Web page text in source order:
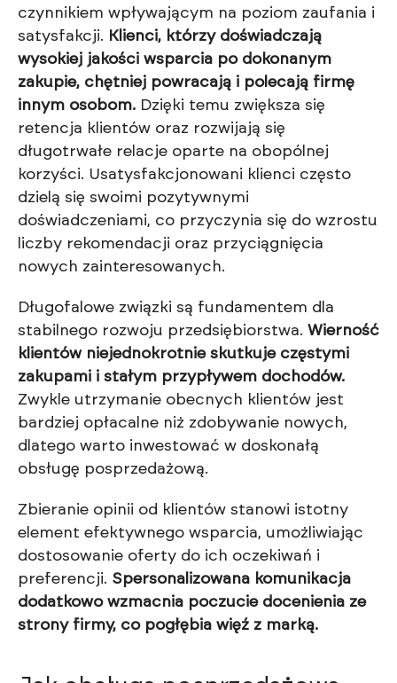
czynnikiem wpływającym na poziom zaufania i
satysfakcji. Klienci, którzy doświadczają
wysokiej jakości wsparcia po dokonanym
zakupie, chętniej powracają i polecają firmę
innym osobom. Dzięki temu zwiększa się
retencja klientów oraz rozwijają się
długotrwałe relacje oparte na obopólnej
korzyści. Usatysfakcjonowani klienci często
dzielą się swoimi pozytywnymi
doświadczeniami, co przyczynia się do wzrostu
liczby rekomendacji oraz przyciągnięcia
nowych zainteresowanych.
Długofalowe związki są fundamentem dla
stabilnego rozwoju przedsiębiorstwa. Wierność
klientów niejednokrotnie skutkuje częstymi
zakupami i stałym przypływem dochodów.
Zwykle utrzymanie obecnych klientów jest
bardziej opłacalne niż zdobywanie nowych,
dlatego warto inwestować w doskonałą
obsługę posprzedażową.
Zbieranie opinii od klientów stanowi istotny
element efektywnego wsparcia, umożliwiając
dostosowanie oferty do ich oczekiwań i
preferencji. Spersonalizowana komunikacja
dodatkowo wzmacnia poczucie docenienia ze
strony firmy, co pogłębia więź z marką.